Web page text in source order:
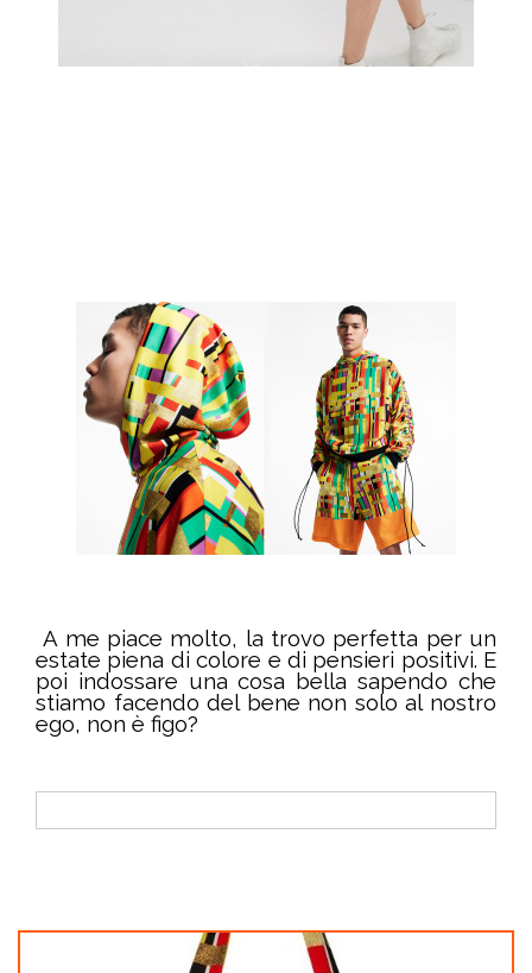
A me piace molto, la trovo perfetta per un
estate piena di colore e di pensieri positivi. E
poi indossare una cosa bella sapendo che
stiamo facendo del bene non solo al nostro
ego, non è figo?